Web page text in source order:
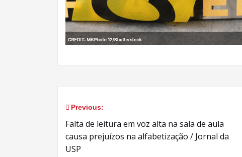
Navegação
de
Previous:
Falta de leitura em voz alta na sala de aula
causa prejuízos na alfabetização / Jornal da
USP